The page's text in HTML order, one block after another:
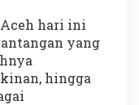
hari ini
yang
hingga